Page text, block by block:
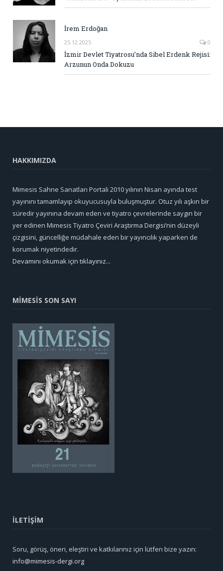
İrem Erdoğan
25.12.2025 0
İzmir Devlet Tiyatrosu’nda Sibel Erdenk Rejisi:
Arzunun Onda Dokuzu
HAKKIMIZDA
Mimesis Sahne Sanatları Portali 2010 yılının Nisan ayında test
yayınını tamamlayıp okuyucusuyla buluşmuştur. Otuz yılı aşkın bir
süredir yayınına devam eden ve tiyatro çevrelerinde saygın bir
yer edinen Mimesis Tiyatro Çeviri Araştırma Dergisi’nin düzeyli
çizgisini, güncelliğe müdahale eden bir yayıncılık yaparken de
korumak niyetindedir.
Devamını okumak için tıklayınız...
MİMESİS SON SAYI
İLETİŞİM
Soru, görüş, öneri, eleştiri ve katkılarınız için lütfen bize yazın:
info@mimesis-dergi.org